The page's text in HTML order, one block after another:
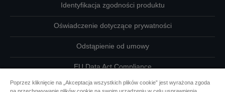
Identyfikacja zgodności produktu
Oświadczenie dotyczące prywatności
Odstąpienie od umowy
EU Data Act Compliance
Skontaktuj się z nami w sprawie swoich danych
Poprzez kliknięcie na „Akceptacja wszystkich plików cookie” jest wyrażona zgoda